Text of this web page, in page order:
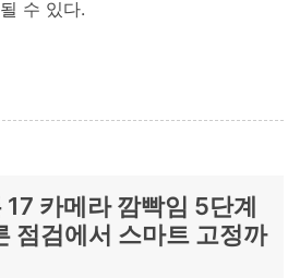
수 있다.
카메라 깜빡임 5단계
점검에서 스마트 고정까